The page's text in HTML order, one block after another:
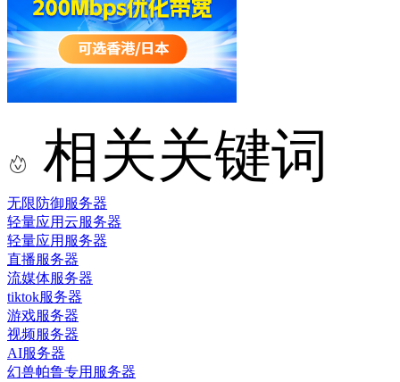
相关关键词
无限防御服务器
轻量应用云服务器
轻量应用服务器
直播服务器
流媒体服务器
tiktok服务器
游戏服务器
视频服务器
AI服务器
幻兽帕鲁专用服务器